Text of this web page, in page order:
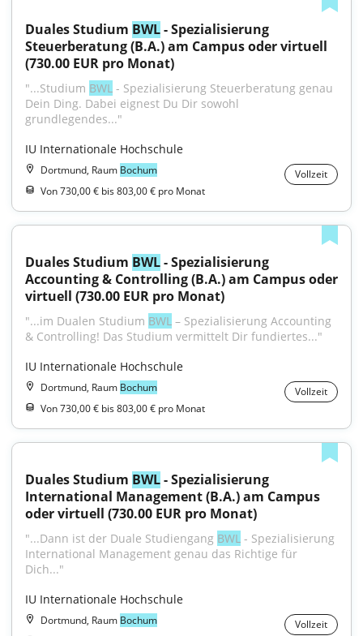
Duales Studium BWL - Spezialisierung
Steuerberatung (B.A.) am Campus oder virtuell
(730.00 EUR pro Monat)
"...Studium BWL - Spezialisierung Steuerberatung genau
Dein Ding. Dabei eignest Du Dir sowohl
grundlegendes..."
IU Internationale Hochschule
Dortmund, Raum Bochum
Vollzeit
Von 730,00 € bis 803,00 € pro Monat
Duales Studium BWL - Spezialisierung
Accounting & Controlling (B.A.) am Campus oder
virtuell (730.00 EUR pro Monat)
"...im Dualen Studium BWL – Spezialisierung Accounting
& Controlling! Das Studium vermittelt Dir fundiertes..."
IU Internationale Hochschule
Dortmund, Raum Bochum
Vollzeit
Von 730,00 € bis 803,00 € pro Monat
Duales Studium BWL - Spezialisierung
International Management (B.A.) am Campus
oder virtuell (730.00 EUR pro Monat)
"...Dann ist der Duale Studiengang BWL - Spezialisierung
International Management genau das Richtige für
Dich..."
IU Internationale Hochschule
Dortmund, Raum Bochum
Vollzeit